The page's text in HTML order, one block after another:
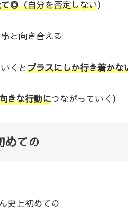
て◎（自分を否定しない）
と向き合える
くとプラスにしか行き着かな
きな行動につながっていく）
めての
史上初めての